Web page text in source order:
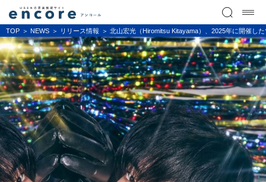
TOP NEWS リリース情報 北山宏光（Hiromitsu Kitayama）、2025年に開催し